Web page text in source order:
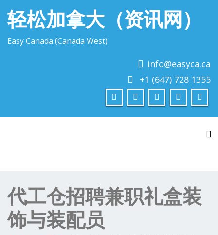
轻松加拿大（资讯网）
Easy Canada (Canada West)
info@easyca.ca
+1 (647) 728 1355
代工仓招聘兼职礼盒装
饰与装配员